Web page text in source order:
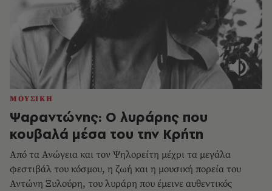
ΜΟΥΣΙΚΗ
Ψαραντώνης: Ο λυράρης που
κουβαλά μέσα του την Κρήτη
Από τα Ανώγεια και τον Ψηλορείτη μέχρι τα μεγάλα
φεστιβάλ του κόσμου, η ζωή και η μουσική πορεία του
Αντώνη Ξυλούρη, του λυράρη που έμεινε αυθεντικός